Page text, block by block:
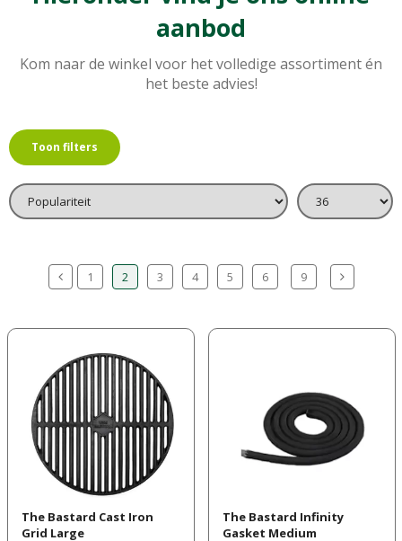
aanbod
Kom naar de winkel voor het volledige assortiment én
het beste advies!
Toon filters
1 2 3 4 5 6 9
The Bastard Cast Iron
Grid Large
The Bastard Infinity
Gasket Medium